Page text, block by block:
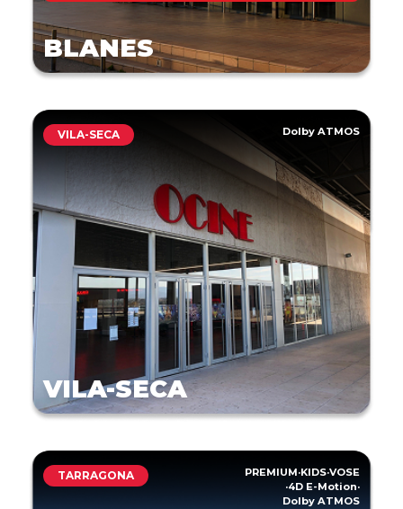
BLANES
VILA-SECA Dolby ATMOS
VILA-SECA
TARRAGONA PREMIUM·KIDS·VOSE
·4D E-Motion·
Dolby ATMOS